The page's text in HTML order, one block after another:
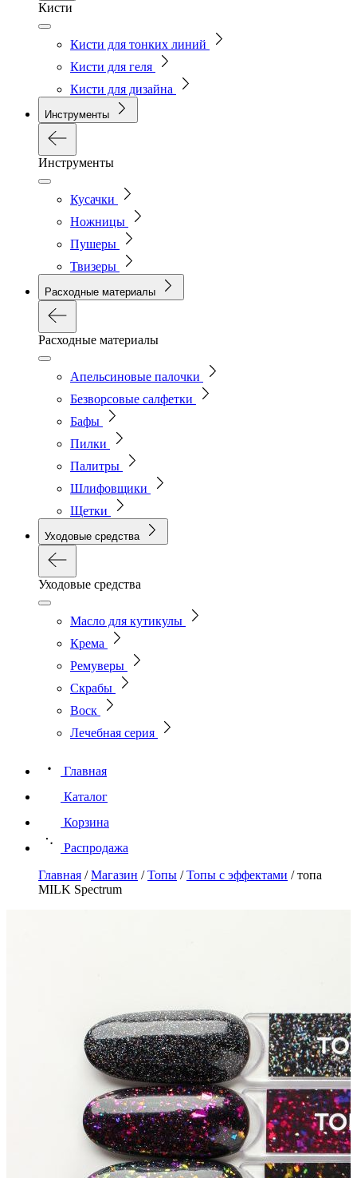
Кисти
Кисти для тонких линий
Кисти для геля
Кисти для дизайна
Инструменты
Инструменты
Кусачки
Ножницы
Пушеры
Твизеры
Расходные материалы
Расходные материалы
Апельсиновые палочки
Безворсовые салфетки
Бафы
Пилки
Палитры
Шлифовщики
Щетки
Уходовые средства
Уходовые средства
Масло для кутикулы
Крема
Ремуверы
Скрабы
Воск
Лечебная серия
Главная
Каталог
Корзина
Распродажа
Главная /Магазин /Топы /Топы с эффектами /топа
MILK Spectrum